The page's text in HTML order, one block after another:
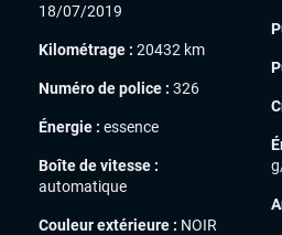
18/07/2019
Kilométrage : 20432 km
Numéro de police : 326
Énergie : essence
Boîte de vitesse :
automatique
Couleur extérieure : NOIR